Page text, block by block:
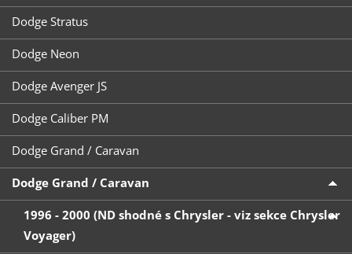
Dodge Stratus
Dodge Neon
Dodge Avenger JS
Dodge Caliber PM
Dodge Grand / Caravan
Dodge Grand / Caravan
1996 - 2000 (ND shodné s Chrysler - viz sekce Chrysler
Voyager)